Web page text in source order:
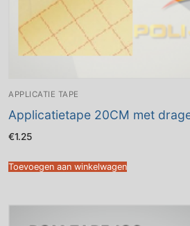
APPLICATIE TAPE
Applicatietape 20CM met
€1.25
Toevoegen aan winkelwagen